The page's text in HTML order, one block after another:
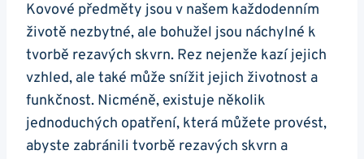
Kovové předměty jsou v našem každodenním
životě nezbytné, ale bohužel jsou náchylné k
tvorbě rezavých skvrn. Rez nejenže kazí jejich
vzhled, ale také může snížit jejich životnost a
funkčnost. Nicméně, existuje několik
jednoduchých opatření, která můžete provést,
abyste zabránili tvorbě rezavých skvrn a